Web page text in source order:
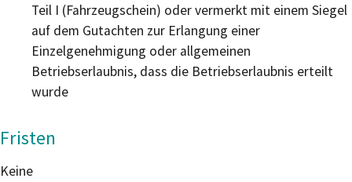
Teil I (Fahrzeugschein) oder vermerkt mit einem Siegel
auf dem Gutachten zur Erlangung einer
Einzelgenehmigung oder allgemeinen
Betriebserlaubnis, dass die Betriebserlaubnis erteilt
wurde
Fristen
Keine